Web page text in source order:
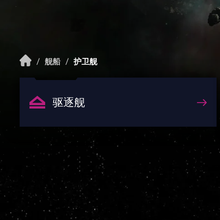
/ 舰船 / 护卫舰
驱逐舰